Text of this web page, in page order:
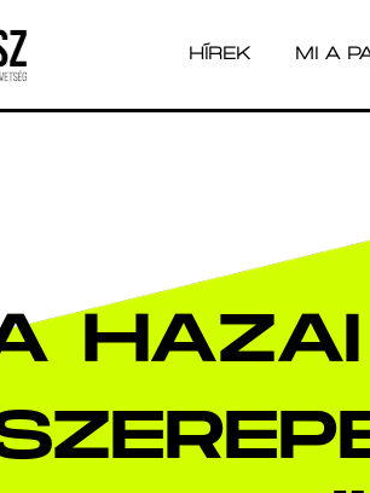
HÍREK MI A
HAZAI